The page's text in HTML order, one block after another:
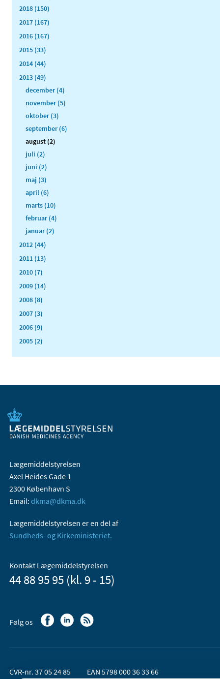
2018 (150)
2017 (167)
2016 (167)
2015 (33)
2014 (44)
2013 (49)
december (4)
november (5)
oktober (3)
september (6)
august (2)
juli (2)
juni (2)
maj (3)
april (6)
marts (10)
februar (4)
januar (2)
2012 (44)
2011 (13)
2010 (7)
2009 (14)
2008 (8)
2007 (3)
2006 (9)
2005 (2)
Lægemiddelstyrelsen
Axel Heides Gade 1
2300 København S
Email: dkma@dkma.dk
Lægemiddelstyrelsen er en del af
Sundheds- og Kirkeministeriet.
Kontakt Lægemiddelstyrelsen
44 88 95 95 (kl. 9 - 15)
Følg os
CVR-nr. 37 05 24 85 EAN 5798 000 36 33 66